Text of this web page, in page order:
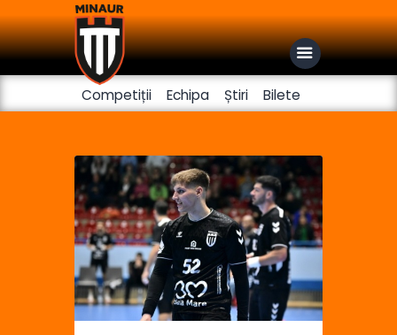
Competiții Echipa Știri Bilete
Handbal feminin
Fotbal